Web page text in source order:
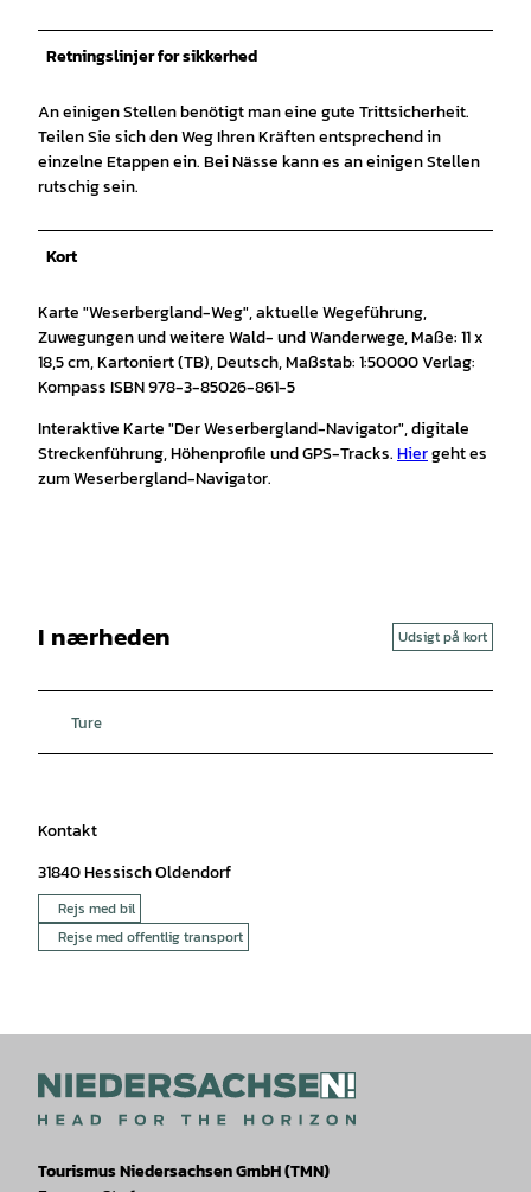
Retningslinjer for sikkerhed
An einigen Stellen benötigt man eine gute Trittsicherheit.
Teilen Sie sich den Weg Ihren Kräften entsprechend in
einzelne Etappen ein. Bei Nässe kann es an einigen Stellen
rutschig sein.
Kort
Karte "Weserbergland-Weg", aktuelle Wegeführung,
Zuwegungen und weitere Wald- und Wanderwege, Maße: 11 x
18,5 cm, Kartoniert (TB), Deutsch, Maßstab: 1:50000 Verlag:
Kompass ISBN 978-3-85026-861-5
Interaktive Karte "Der Weserbergland-Navigator", digitale
Streckenführung, Höhenprofile und GPS-Tracks.Hiergeht es
zum Weserbergland-Navigator.
I nærheden Udsigt på kort
Ture
Kontakt
31840Hessisch Oldendorf
Rejs med bil
Rejse med offentlig transport
Tourismus Niedersachsen GmbH (TMN)